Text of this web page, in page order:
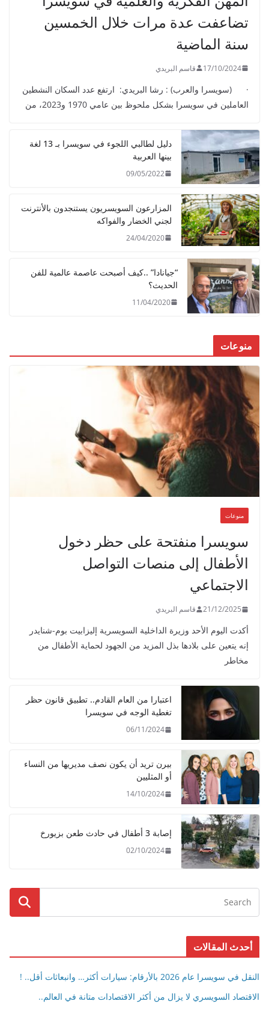
تضاعفت عدة مرات خلال الخمسين
سنة الماضية
17/10/2024 قاسم البريدي
· (سويسرا والعرب) : رشا البريدي: ارتفع عدد السكان النشطين
العاملين في سويسرا بشكل ملحوظ بين عامي 1970 و2023، من
دليل لطالبي اللجوء في سويسرا بـ 13 لغة
بينها العربية
09/05/2022
المزارعون السويسريون يستنجدون بالأنترنت
لجني الخضار والفواكه
24/04/2020
“جيانادا” ..كيف أصبحت عاصمة عالمية للفن
الحديث؟
11/04/2020
منوعات
منوعات
سويسرا منفتحة على حظر دخول
الأطفال إلى منصات التواصل
الاجتماعي
21/12/2025 قاسم البريدي
أكدت اليوم الأحد وزيرة الداخلية السويسرية إليزابيت بوم-شنايدر
إنه يتعين على بلادها بذل المزيد من الجهود لحماية الأطفال من
مخاطر
اعتبارا من العام القادم.. تطبيق قانون حظر
تغطية الوجه في سويسرا
06/11/2024
بيرن تريد أن يكون نصف مديريها من النساء
أو المثليين
14/10/2024
إصابة 3 أطفال في حادث طعن بزيورخ
02/10/2024
أحدث المقالات
النقل في سويسرا عام 2026 بالأرقام: سيارات أكثر… وانبعاثات أقل.. !
الاقتصاد السويسري لا يزال من أكثر الاقتصادات متانة في العالم..